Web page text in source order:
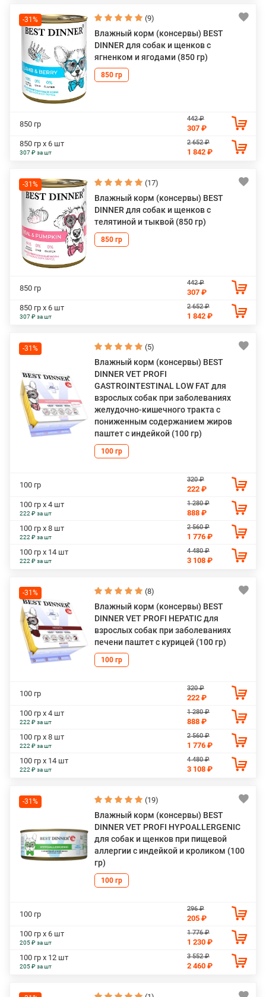
-31% (9)
Влажный корм (консервы) BEST
DINNER для собак и щенков с
ягненком и ягодами (850 гр)
850 гр
850 гр
442 ₽
307 ₽
850 гр х 6 шт
307 ₽ за шт
2 652 ₽
1 842 ₽
-31% (17)
Влажный корм (консервы) BEST
DINNER для собак и щенков с
телятиной и тыквой (850 гр)
850 гр
850 гр
442 ₽
307 ₽
850 гр х 6 шт
307 ₽ за шт
2 652 ₽
1 842 ₽
-31% (5)
Влажный корм (консервы) BEST
DINNER VET PROFI
GASTROINTESTINAL LOW FAT для
взрослых собак при заболеваниях
желудочно-кишечного тракта с
пониженным содержанием жиров
паштет с индейкой (100 гр)
100 гр
100 гр
320 ₽
222 ₽
100 гр х 4 шт
222 ₽ за шт
1 280 ₽
888 ₽
100 гр х 8 шт
222 ₽ за шт
2 560 ₽
1 776 ₽
100 гр х 14 шт
222 ₽ за шт
4 480 ₽
3 108 ₽
-31% (8)
Влажный корм (консервы) BEST
DINNER VET PROFI HEPATIC для
взрослых собак при заболеваниях
печени паштет с курицей (100 гр)
100 гр
100 гр
320 ₽
222 ₽
100 гр х 4 шт
222 ₽ за шт
1 280 ₽
888 ₽
100 гр х 8 шт
222 ₽ за шт
2 560 ₽
1 776 ₽
100 гр х 14 шт
222 ₽ за шт
4 480 ₽
3 108 ₽
-31% (19)
Влажный корм (консервы) BEST
DINNER VET PROFI HYPOALLERGENIC
для собак и щенков при пищевой
аллергии с индейкой и кроликом (100
гр)
100 гр
100 гр
296 ₽
205 ₽
100 гр х 6 шт
205 ₽ за шт
1 776 ₽
1 230 ₽
100 гр х 12 шт
205 ₽ за шт
3 552 ₽
2 460 ₽